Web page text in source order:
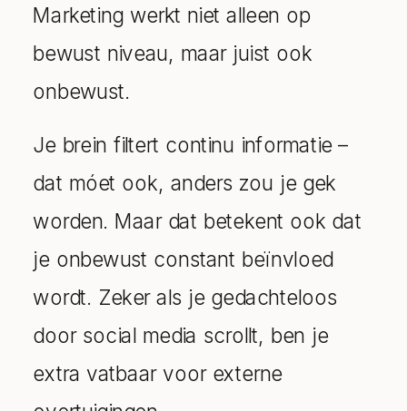
Marketing werkt niet alleen op
bewust niveau, maar juist ook
onbewust.
Je brein filtert continu informatie –
dat móet ook, anders zou je gek
worden. Maar dat betekent ook dat
je onbewust constant beïnvloed
wordt. Zeker als je gedachteloos
door social media scrollt, ben je
extra vatbaar voor externe